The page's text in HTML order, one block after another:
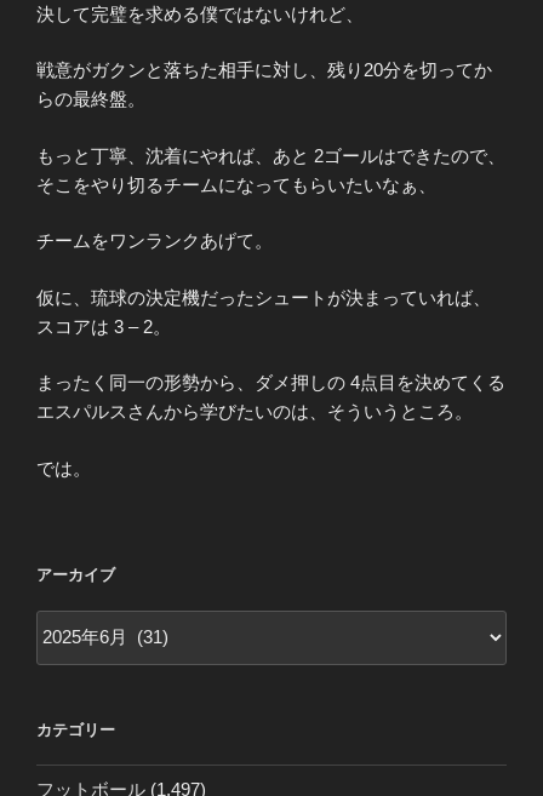
決して完璧を求める僕ではないけれど、
戦意がガクンと落ちた相手に対し、残り20分を切ってか
らの最終盤。
もっと丁寧、沈着にやれば、あと 2ゴールはできたので、
そこをやり切るチームになってもらいたいなぁ、
チームをワンランクあげて。
仮に、琉球の決定機だったシュートが決まっていれば、
スコアは 3 – 2。
まったく同一の形勢から、ダメ押しの 4点目を決めてくる
エスパルスさんから学びたいのは、そういうところ。
では。
アーカイブ
ブ
カテゴリー
フットボール (1,497)